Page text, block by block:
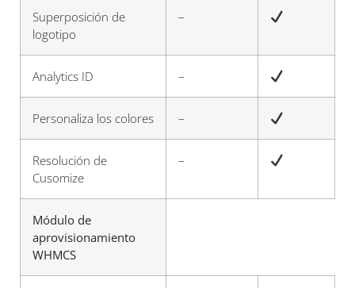
Superposición de
logotipo
–
Analytics ID –
Personaliza los colores –
Resolución de
Cusomize
–
Módulo de
aprovisionamiento
WHMCS